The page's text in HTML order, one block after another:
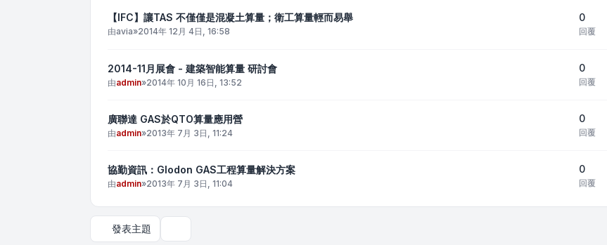
【IFC】讓TAS 不僅僅是混凝土算量；衛工算量輕而易舉
由avia»2014年 12月 4日, 16:58
0
回覆
2014-11月展會 - 建築智能算量 研討會
由admin»2014年 10月 16日, 13:52
0
回覆
廣聯達 GAS於QTO算量應用營
由admin»2013年 7月 3日, 11:24
0
回覆
協勤資訊：Glodon GAS工程算量解決方案
由admin»2013年 7月 3日, 11:04
0
回覆
發表主題